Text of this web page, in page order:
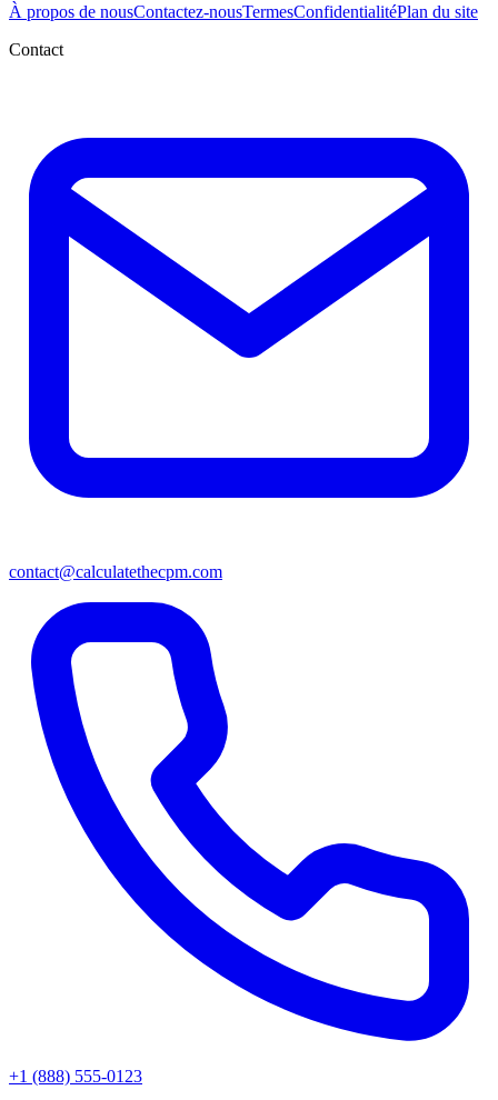
À propos de nousContactez-nousTermesConfidentialitéPlan du site
Contact
contact@calculatethecpm.com
+1 (888) 555-0123